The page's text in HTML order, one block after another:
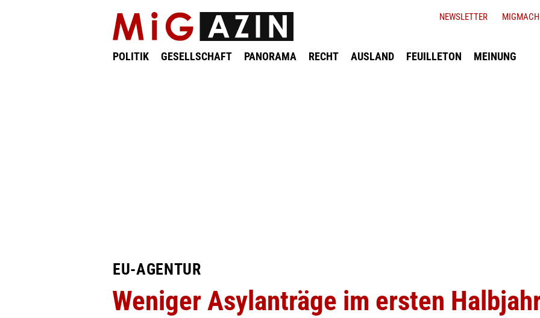
POLITIK GESELLSCHAFT PANORAMA RECHT AUSLAND FEUILLETON MEINUNG
NEWSLETTER
EU-AGENTUR
Weniger Asylanträge im ersten